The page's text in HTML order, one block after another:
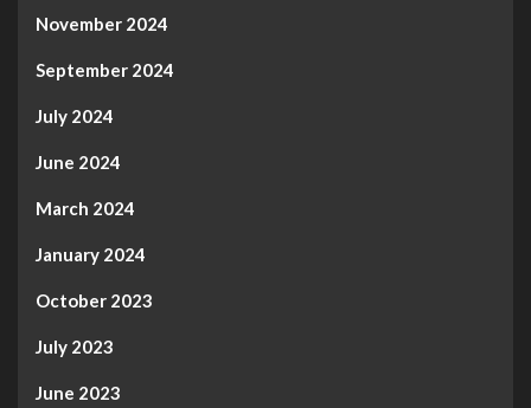
November 2024
September 2024
July 2024
June 2024
March 2024
January 2024
October 2023
July 2023
June 2023